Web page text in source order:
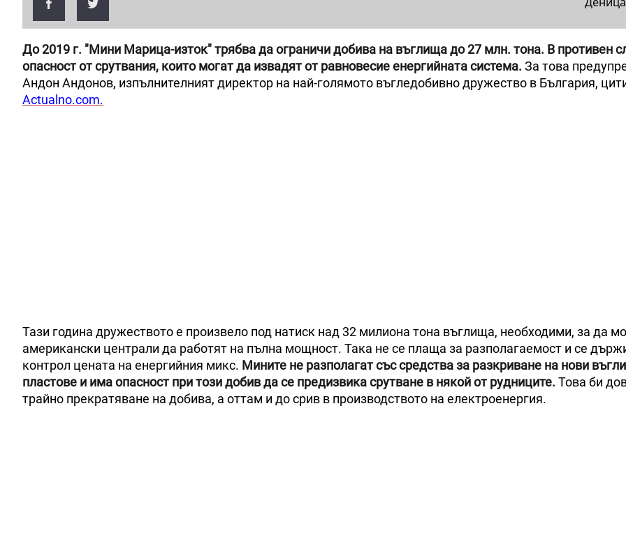
До 2019 г. "Мини Марица-изток" трябва да ограничи добива на въглища до 27 млн. тона. В противен
опасност от срутвания, които могат да извадят от равновесие енергийната система. За това
Андон Андонов, изпълнителният директор на най-голямото въгледобивно дружество в България,
Actualno.com.
Тази година дружеството е произвело под натиск над 32 милиона тона въглища, необходими, за да
американски централи да работят на пълна мощност. Така не се плаща за разполагаемост и се
контрол цената на енергийния микс. Мините не разполагат със средства за разкриване на нови
пластове и има опасност при този добив да се предизвика срутване в някой от рудниците. Това би
трайно прекратяване на добива, а оттам и до срив в производството на електроенергия.